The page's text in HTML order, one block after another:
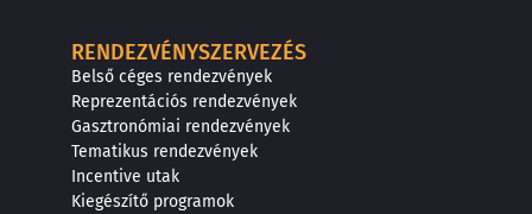
RENDEZVÉNYSZERVEZÉS
Belső céges rendezvények
Reprezentációs rendezvények
Gasztronómiai rendezvények
Tematikus rendezvények
Incentive utak
Kiegészítő programok